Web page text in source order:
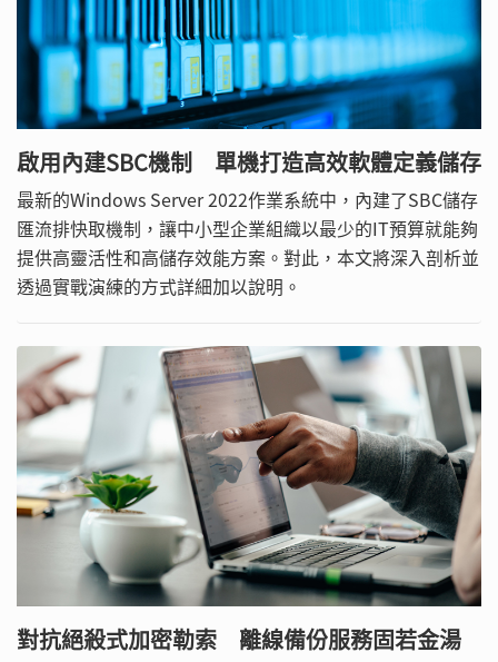
啟用內建SBC機制 單機打造高效軟體定義儲存
最新的Windows Server 2022作業系統中，內建了SBC儲存
匯流排快取機制，讓中小型企業組織以最少的IT預算就能夠
提供高靈活性和高儲存效能方案。對此，本文將深入剖析並
透過實戰演練的方式詳細加以說明。
對抗絕殺式加密勒索 離線備份服務固若金湯